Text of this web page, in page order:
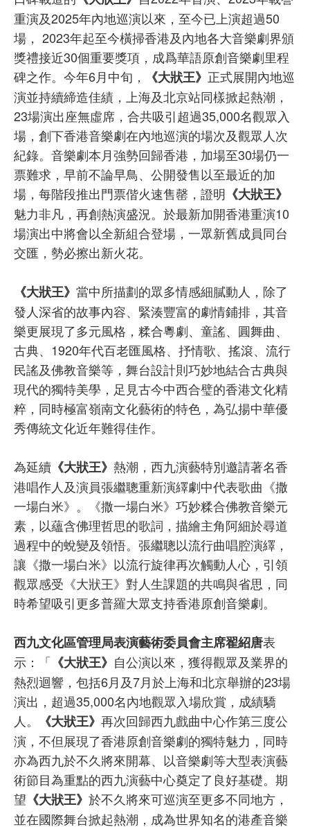
重演及2025年內地巡演以來，至今已上演超過50
場， 2023年起至今橫掃香港及內地各大音樂劇界頒
獎禮接近30個重要獎項，成爲華語原創音樂劇里程
碑之作。今年6月中旬，
《大狀王》 正式展開內地巡
演並持續締造佳績，上海及北京站同樣掀起熱潮，
23場演出座無虛席，合共吸引超過35,000名觀眾入
場，創下香港音樂劇在內地巡演的場次及觀眾人次
紀錄。音樂劇本月強勢回歸香港，加場至30場仍一
票難求，早前不論早鳥、公開發售以至最近的加
場，每階段推出門票偕火速售罄，證明 《大狀王》
魅力非凡，再創熱演盛況。於最新加開香港重演10
場演出中將會以全新組合登場，一眾新舊成員同台
交匯，勢必擦出新火花。
《大狀王》 當中所描劃的眾多情感細膩動人，除了
發人深省的故事內容、緊湊豐富的劇情鋪排，其音
樂更展現了多元風格，糅合粵劇、童謠、圓舞曲、
古典、1920年代百老匯風格、抒情歌、搖滾、流行
民謠及佛教音樂等，舞台設計則巧妙地結合古典與
現代的獨特美學，足見古今中西合璧的香港文化精
粹，同時極富嶺南文化藝術的特色，為弘揚中華優
秀傳統文化近年難得佳作。
為延續 《大狀王》 熱潮，西九演藝特別邀請著名香
港唱作人及演員張繼聰重新演繹劇中代表歌曲《撒
一場白米》。《撒一場白米》巧妙糅合佛教音樂元
素，以蘊含佛理哲思的歌詞，描繪主角阿細於尋道
過程中的蛻變及領悟。張繼聰以流行曲唱腔演繹，
讓《撒一場白米》以流行旋律再次觸動人心，引領
觀眾感受《大狀王》對人生課題的共鳴與省思，同
時希望吸引更多普羅大眾支持香港原創音樂劇。
西九文化區管理局表演藝術委員會主席翟紹唐表
示：「 《大狀王》 自公演以來，獲得觀眾及業界的
熱烈迴響，包括6月及7月於上海和北京舉辦的23場
演出，超過35,000名內地觀眾入場欣賞，成績驕
人。
《大狀王》 再次回歸西九戲曲中心作第三度公
演，不但展現了香港原創音樂劇的獨特魅力，同時
亦為西九於不久將來開幕、以音樂劇等大型表演藝
術節目為重點的西九演藝中心奠定了良好基礎。期
望 《大狀王》 於不久將來可巡演至更多不同地方，
並在國際舞台掀起熱潮，成為世界知名的港產音樂